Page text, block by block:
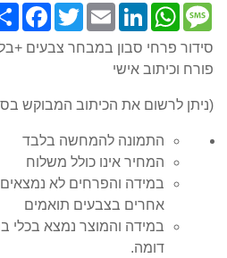
TwitterEmail
LinkedIn
WhatsAppMessage
סידור פרחי סבון במבחר צבעים
פורח וכיתוב אישי
(ניתן לרשום את הכיתוב המבוקש
התמונה להמחשה בלבד
המחיר אינו כולל משלוח
במידה והפרחים לא
אחרים בצבעים תואמים
במידה והמוצר נמצא בכלי
דומה.